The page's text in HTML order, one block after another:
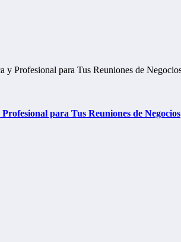
para Tus Reuniones de Negocios